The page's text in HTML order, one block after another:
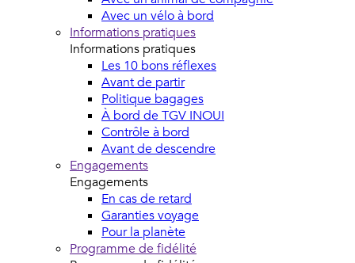
Avec un vélo à bord
Informations pratiques
Informations pratiques
Les 10 bons réflexes
Avant de partir
Politique bagages
À bord de TGV INOUI
Contrôle à bord
Avant de descendre
Engagements
Engagements
En cas de retard
Garanties voyage
Pour la planète
Programme de fidélité